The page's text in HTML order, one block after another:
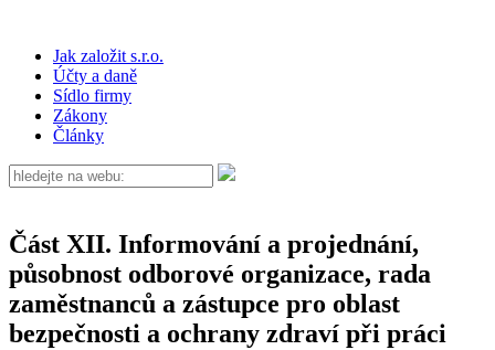
Jak založit s.r.o.
Účty a daně
Sídlo firmy
Zákony
Články
Část XII. Informování a projednání,
působnost odborové organizace, rada
zaměstnanců a zástupce pro oblast
bezpečnosti a ochrany zdraví při práci